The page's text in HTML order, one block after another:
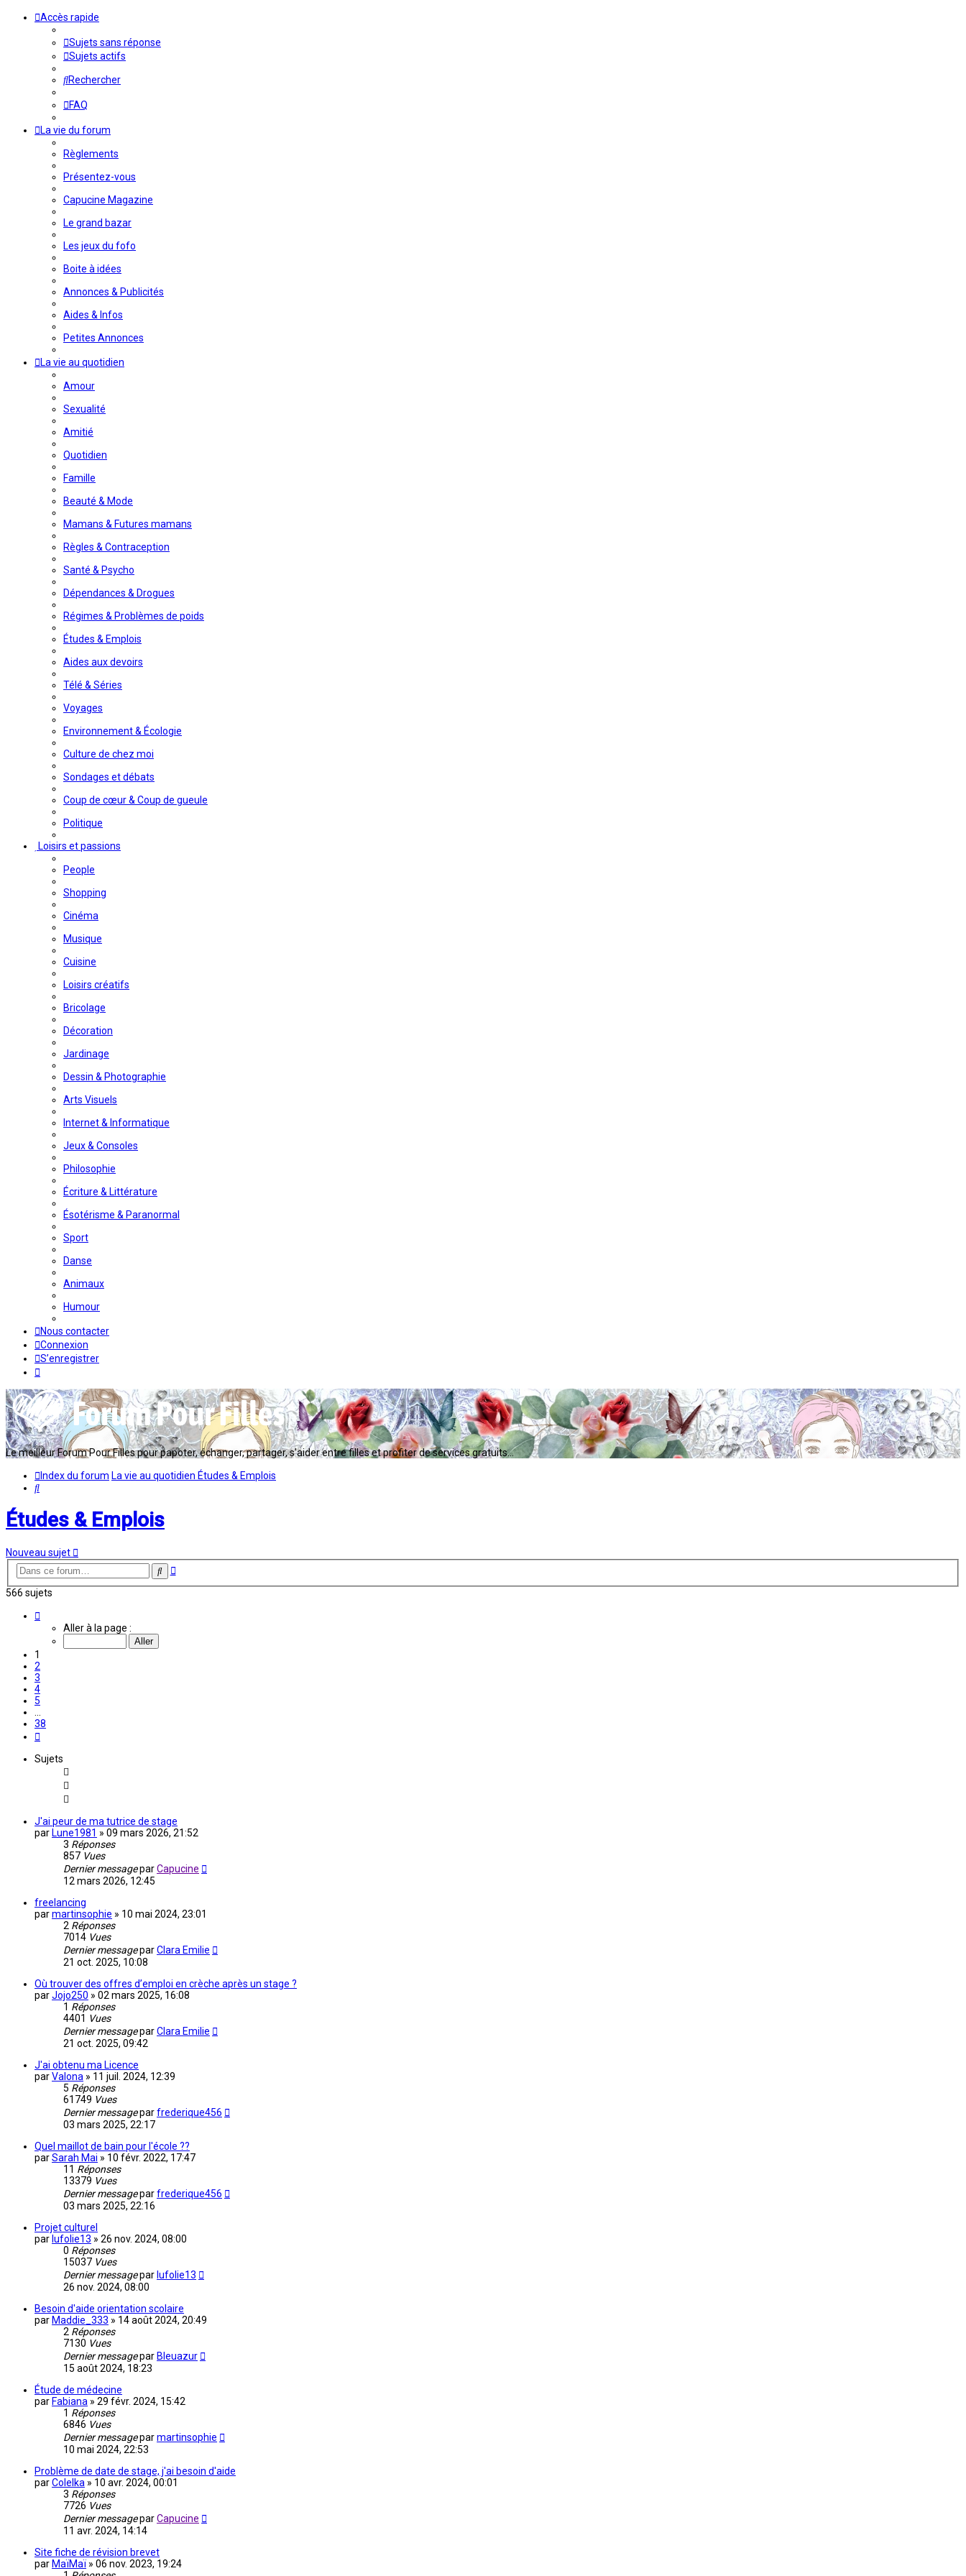
Accès rapide
Sujets sans réponse
Sujets actifs
Rechercher
FAQ
La vie du forum
Règlements
Présentez-vous
Capucine Magazine
Le grand bazar
Les jeux du fofo
Boite à idées
Annonces & Publicités
Aides & Infos
Petites Annonces
La vie au quotidien
Amour
Sexualité
Amitié
Quotidien
Famille
Beauté & Mode
Mamans & Futures mamans
Règles & Contraception
Santé & Psycho
Dépendances & Drogues
Régimes & Problèmes de poids
Études & Emplois
Aides aux devoirs
Télé & Séries
Voyages
Environnement & Écologie
Culture de chez moi
Sondages et débats
Coup de cœur & Coup de gueule
Politique
Loisirs et passions
People
Shopping
Cinéma
Musique
Cuisine
Loisirs créatifs
Bricolage
Décoration
Jardinage
Dessin & Photographie
Arts Visuels
Internet & Informatique
Jeux & Consoles
Philosophie
Écriture & Littérature
Ésotérisme & Paranormal
Sport
Danse
Animaux
Humour
Nous contacter
Connexion
S’enregistrer
Le meilleur Forum Pour Filles pour papoter, échanger, partager, s'aider entre filles et profiter de services gratuits...
Index du forum La vie au quotidien Études & Emplois
Rechercher
Études & Emplois
Nouveau sujet
Rechercher
Recherche
566 sujets
Aller à la page :
1
2
3
4
5
38
Sujets
J'ai peur de ma tutrice de stage
par Lune1981 » 09 mars 2026, 21:52
3 Réponses
857 Vues
Dernier messageparCapucine
12 mars 2026, 12:45
freelancing
parmartinsophie » 10 mai 2024, 23:01
2 Réponses
7014 Vues
Dernier messageparClara Emilie
21 oct. 2025, 10:08
Où trouver des offres d’emploi en crèche après un stage ?
parJojo250 » 02 mars 2025, 16:08
1 Réponses
4401 Vues
Dernier messageparClara Emilie
21 oct. 2025, 09:42
J'ai obtenu ma Licence
parValona » 11 juil. 2024, 12:39
5 Réponses
61749 Vues
Dernier messageparfrederique456
03 mars 2025, 22:17
Quel maillot de bain pour l'école ??
parSarah Mai » 10 févr. 2022, 17:47
11 Réponses
13379 Vues
Dernier messageparfrederique456
03 mars 2025, 22:16
Projet culturel
par lufolie13 » 26 nov. 2024, 08:00
0 Réponses
15037 Vues
Dernier messagepar lufolie13
26 nov. 2024, 08:00
Besoin d'aide orientation scolaire
par Maddie_333 » 14 août 2024, 20:49
2 Réponses
7130 Vues
Dernier messagepar Bleuazur
15 août 2024, 18:23
Étude de médecine
par Fabiana » 29 févr. 2024, 15:42
1 Réponses
6846 Vues
Dernier messageparmartinsophie
10 mai 2024, 22:53
Problème de date de stage, j'ai besoin d'aide
parColelka » 10 avr. 2024, 00:01
3 Réponses
7726 Vues
Dernier messageparCapucine
11 avr. 2024, 14:14
Site fiche de révision brevet
par MaïMaï » 06 nov. 2023, 19:24